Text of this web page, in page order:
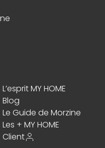
L’esprit MY HOME
Blog
Le Guide de Morzine
Les + MY HOME
Client